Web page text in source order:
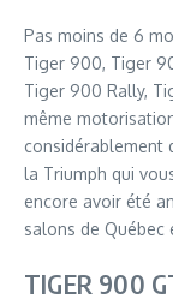
Pas moins de 6
Tiger 900, Tiger
Tiger 900 Rally,
même
considérablement
la Triumph qui
encore avoir été
salons de Québec
TIGER 900